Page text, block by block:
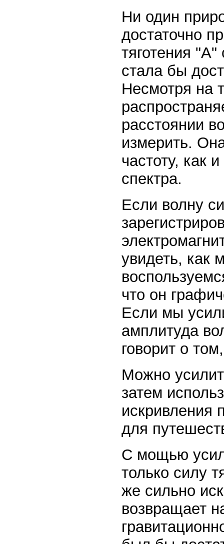
Ни один
достаточно
тяготения
стала бы
Несмотря на
расстоянии
измерить.
частоту, как
спектра.
Если волну
увидеть, как
что он
Если мы
амплитуда
говорит о
Можно
затем
искривления
для
С мощью
только силу
же сильно
возвращает